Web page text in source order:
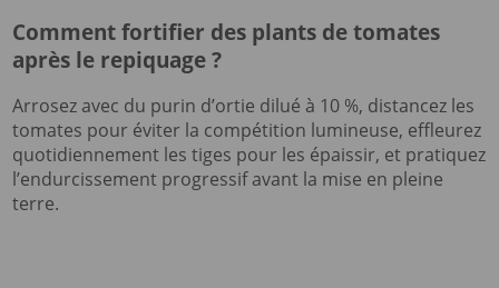
Comment fortifier des plants de tomates
après le repiquage ?
Arrosez avec du purin d’ortie dilué à 10 %, distancez les
tomates pour éviter la compétition lumineuse, effleurez
quotidiennement les tiges pour les épaissir, et pratiquez
l’endurcissement progressif avant la mise en pleine
terre.